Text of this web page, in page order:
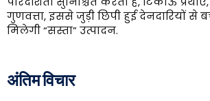
गुणवत्ता, इससे जुड़ी छिपी हुई देनदारियों
मिलेगी “सस्ता” उत्पादन.
अंतिम विचार